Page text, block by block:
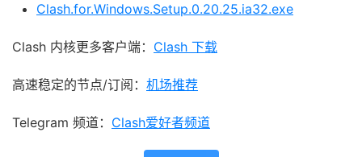
Clash.for.Windows.Setup.0.20.25.ia32.exe
Clash 内核更多客户端： Clash 下载
高速稳定的节点/订阅： 机场推荐
Telegram 频道： Clash爱好者频道